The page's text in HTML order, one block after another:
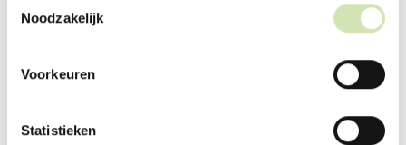
Noodzakelijk
Voorkeuren
Statistieken
berekenen of dat het geval is, kun je je huis laten
taxeren. Als je weet wat het huis waard is, kun je
betekent dat degene die er blijft wonen de ander